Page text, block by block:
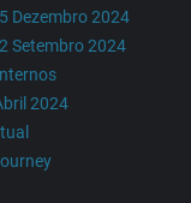
Dezembro 2024
Setembro 2024
2024